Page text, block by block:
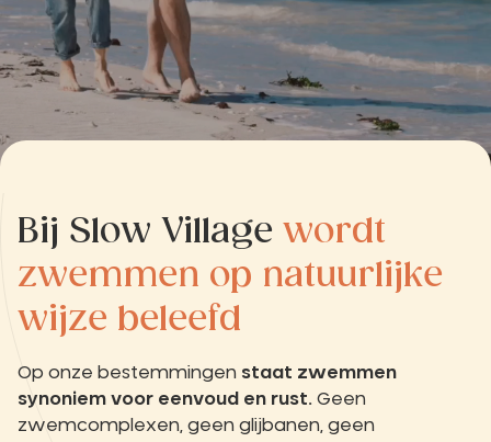
Bij Slow Village wordt
zwemmen op natuurlijke
wijze beleefd
Op onze bestemmingen staat zwemmen
synoniem voor eenvoud en rust. Geen
zwemcomplexen, geen glijbanen, geen